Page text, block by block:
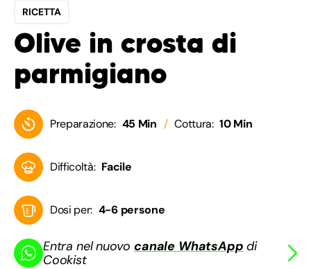
RICETTA
Olive in crosta di
parmigiano
Preparazione: 45 Min Cottura: 10 Min
Difficoltà: Facile
Dosi per: 4-6 persone
Entra nel nuovocanale WhatsApp di
Cookist